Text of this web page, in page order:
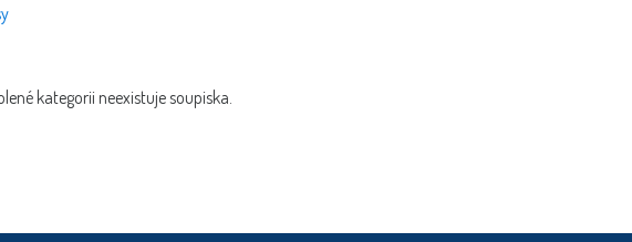
kategorii neexistuje soupiska.